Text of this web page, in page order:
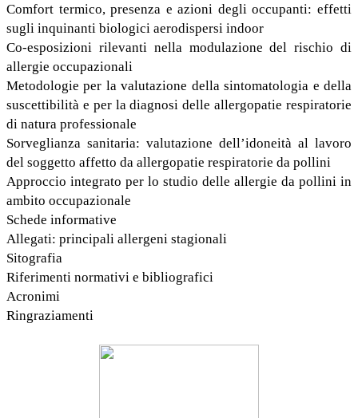
Comfort termico, presenza e azioni degli occupanti: effetti
sugli inquinanti biologici aerodispersi indoor
Co-esposizioni rilevanti nella modulazione del rischio di
allergie occupazionali
Metodologie per la valutazione della sintomatologia e della
suscettibilità e per la diagnosi delle allergopatie respiratorie
di natura professionale
Sorveglianza sanitaria: valutazione dell’idoneità al lavoro
del soggetto affetto da allergopatie respiratorie da pollini
Approccio integrato per lo studio delle allergie da pollini in
ambito occupazionale
Schede informative
Allegati: principali allergeni stagionali
Sitografia
Riferimenti normativi e bibliografici
Acronimi
Ringraziamenti